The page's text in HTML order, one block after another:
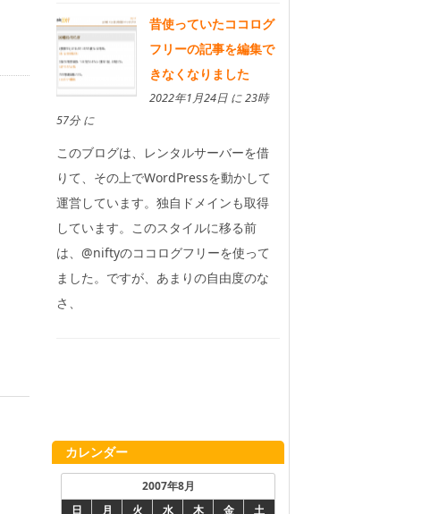
昔使っていたココログ
フリーの記事を編集で
きなくなりました
2022年1月24日 に 23時
57分 に
このブログは、レンタルサーバーを借
りて、その上でWordPressを動かして
運営しています。独自ドメインも取得
しています。このスタイルに移る前
は、@niftyのココログフリーを使って
ました。ですが、あまりの自由度のな
さ、
カレンダー
2007年8月
日
月 火 水 木 金
土